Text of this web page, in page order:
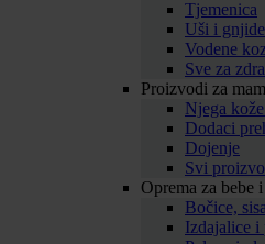
Tjemenica
Uši i gnjide
Vodene
Sve za
Proizvodi za
Njega
Dodaci
Dojenje
Svi
Oprema za bebe
Bočice,
Izdajalice i